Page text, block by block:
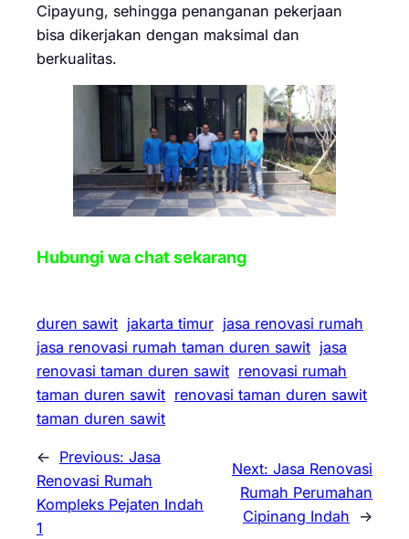
Cipayung, sehingga penanganan pekerjaan
bisa dikerjakan dengan maksimal dan
berkualitas.
Hubungi wa chat sekarang
duren sawit jakarta timur jasa renovasi rumah
jasa renovasi rumah taman duren sawit jasa
renovasi taman duren sawit renovasi rumah
taman duren sawit renovasi taman duren sawit
taman duren sawit
← Previous: Jasa
Renovasi Rumah
Kompleks Pejaten Indah
1
Next: Jasa Renovasi
Rumah Perumahan
Cipinang Indah
→